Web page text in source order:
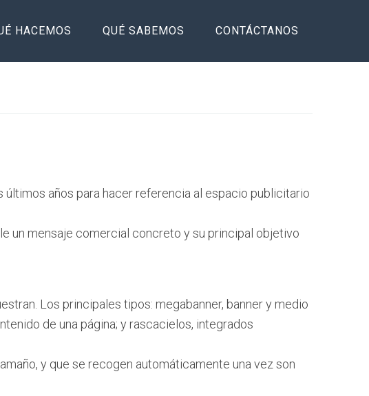
HACEMOS QUÉ SABEMOS CONTÁCTANOS
últimos años para hacer referencia al espacio publicitario
un mensaje comercial concreto y su principal objetivo
Los principales tipos: megabanner, banner y medio
de una página; y rascacielos, integrados
y que se recogen automáticamente una vez son